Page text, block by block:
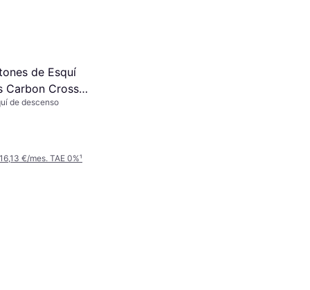
de Esquí
Carbon Cross
de descenso
€/mes. TAE 0%¹